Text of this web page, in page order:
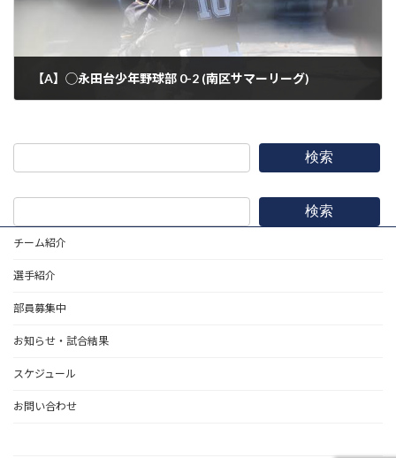
【A】◯永田台少年野球部 0-2 (南区サマーリーグ)
検索
検索
チーム紹介
選手紹介
部員募集中
お知らせ・試合結果
スケジュール
お問い合わせ